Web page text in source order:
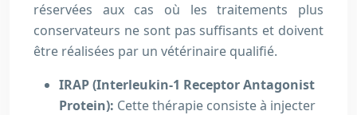
réservées aux cas où les traitements plus
conservateurs ne sont pas suffisants et doivent
être réalisées par un vétérinaire qualifié.
IRAP (Interleukin-1 Receptor Antagonist
Protein): Cette thérapie consiste à injecter